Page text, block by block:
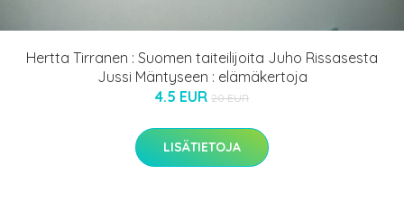
Hertta Tirranen : Suomen taiteilijoita Juho Rissasesta
Jussi Mäntyseen : elämäkertoja
4.5 EUR 20 EUR
LISÄTIETOJA